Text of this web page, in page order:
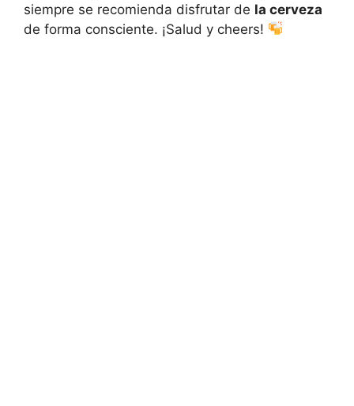
siempre se recomienda disfrutar de la cerveza
de forma consciente. ¡Salud y cheers!